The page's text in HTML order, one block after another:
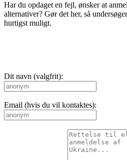
Har du opdaget en fejl, ønsker at
alternativer? Gør det her, så
hurtigst muligt.
Dit navn (valgfrit):
Email (hvis du vil kontaktes):